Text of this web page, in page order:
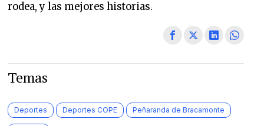
rodea, y las mejores historias.
Temas
Deportes Deportes COPE Peñaranda de Bracamonte